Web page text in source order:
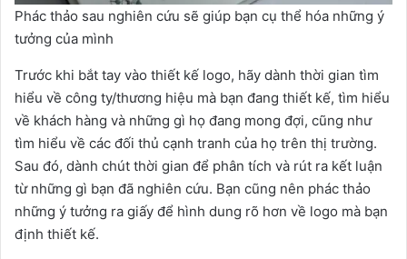
Phác thảo sau nghiên cứu sẽ giúp bạn cụ thể hóa những ý
tưởng của mình
Trước khi bắt tay vào thiết kế logo, hãy dành thời gian tìm
hiểu về công ty/thương hiệu mà bạn đang thiết kế, tìm hiểu
về khách hàng và những gì họ đang mong đợi, cũng như
tìm hiểu về các đối thủ cạnh tranh của họ trên thị trường.
Sau đó, dành chút thời gian để phân tích và rút ra kết luận
từ những gì bạn đã nghiên cứu. Bạn cũng nên phác thảo
những ý tưởng ra giấy để hình dung rõ hơn về logo mà bạn
định thiết kế.